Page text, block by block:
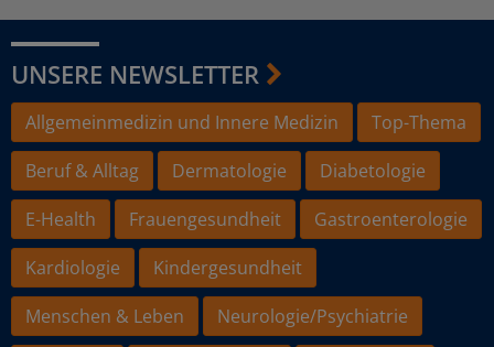
UNSERE NEWSLETTER
Allgemeinmedizin und Innere Medizin
Top-Thema
Beruf & Alltag
Dermatologie
Diabetologie
E-Health
Frauengesundheit
Gastroenterologie
Kardiologie
Kindergesundheit
Menschen & Leben
Neurologie/Psychiatrie